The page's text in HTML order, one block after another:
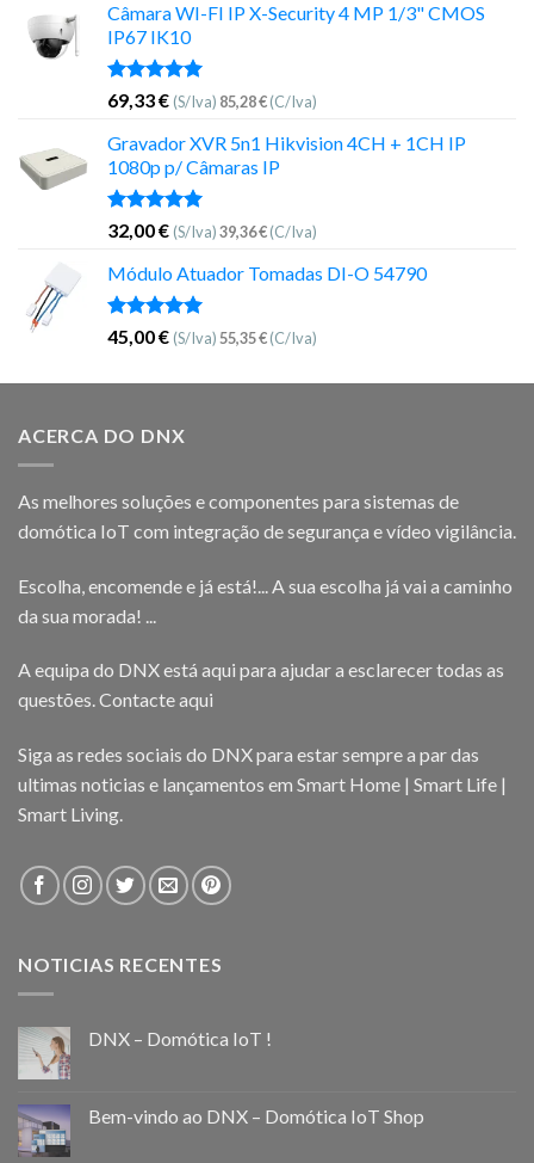
Câmara WI-FI IP X-Security 4 MP 1/3" CMOS
IP67 IK10
Avaliação
5.00
de 5
69,33€ (S/Iva) 85,28€(C/Iva)
Gravador XVR 5n1 Hikvision 4CH + 1CH IP
1080p p/ Câmaras IP
Avaliação
5.00
de 5
32,00€ (S/Iva)39,36€(C/Iva)
Módulo Atuador Tomadas DI-O 54790
Avaliação
5.00
de 5
45,00€ (S/Iva)55,35€(C/Iva)
ACERCA DO DNX
As melhores soluções e componentes para sistemas de
domótica IoT com integração de segurança e vídeo vigilância.
Escolha, encomende e já está!... A sua escolha já vai a caminho
da sua morada! ...
A equipa do DNX está aqui para ajudar a esclarecer todas as
questões.Contacte aqui
Siga as redes sociais do DNX para estar sempre a par das
ultimas noticias e lançamentos em Smart Home | Smart Life |
Smart Living.
NOTICIAS RECENTES
DNX – Domótica IoT !
Bem-vindo ao DNX – Domótica IoT Shop